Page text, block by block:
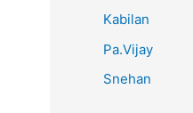
Kabilan
Pa.Vijay
Snehan